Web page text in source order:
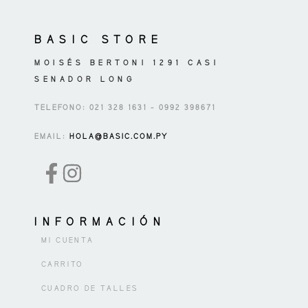
BASIC STORE
MOISÉS BERTONI 1291 CASI
SENADOR LONG
TELEFONO: 021 328 1631 – 0992 398671
EMAIL: HOLA@BASIC.COM.PY
INFORMACIÓN
MI CUENTA
CARRITO
CUADRO DE TALLES